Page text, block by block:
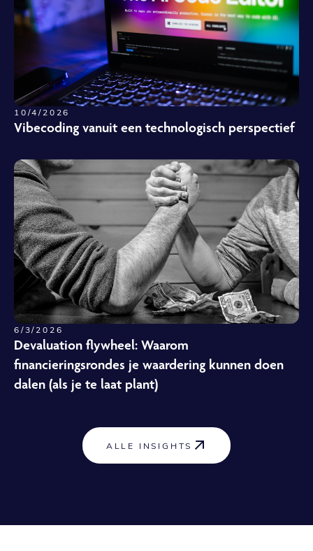
10/4/2026
Vibecoding vanuit een technologisch perspectief
6/3/2026
Devaluation flywheel: Waarom
financieringsrondes je waardering kunnen doen
dalen (als je te laat plant)
ALLE INSIGHTS